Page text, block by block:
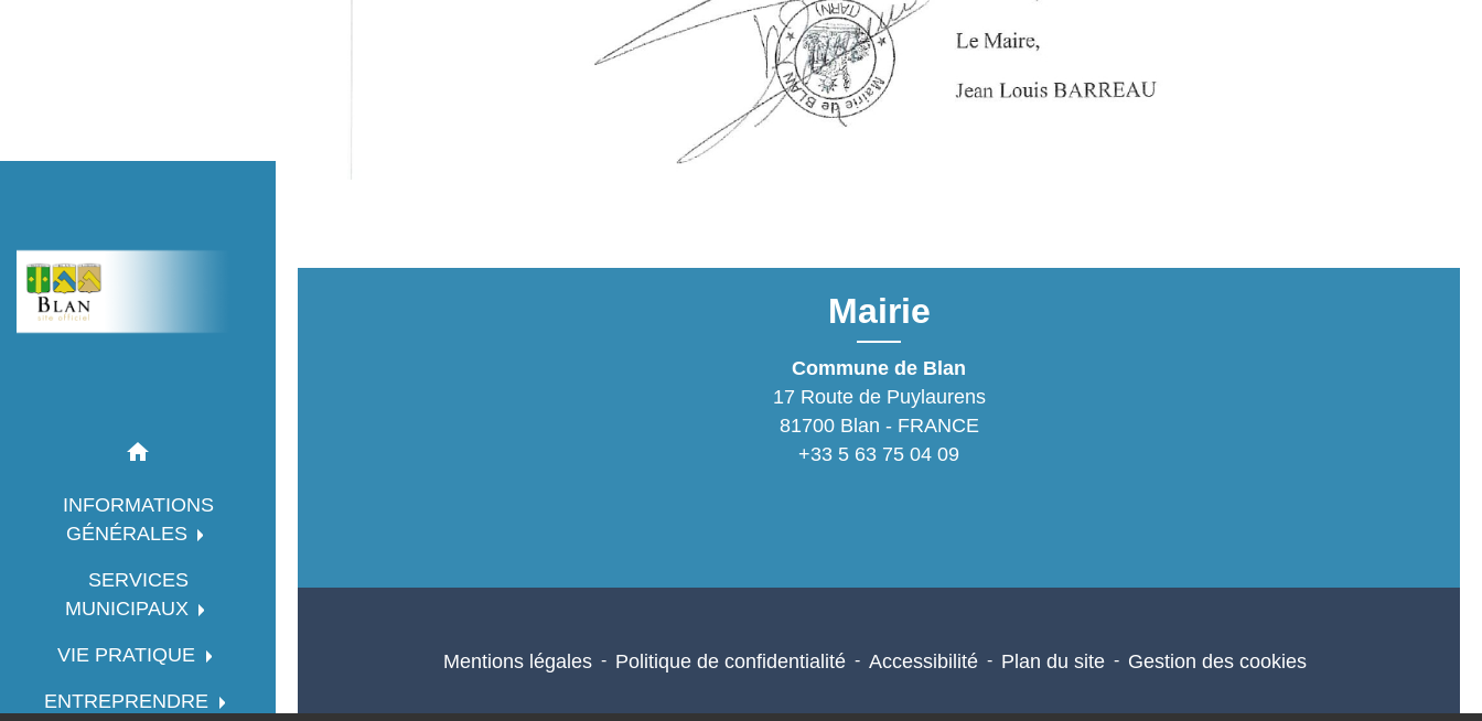
home
INFORMATIONS
GÉNÉRALES
SERVICES
MUNICIPAUX
VIE PRATIQUE
ENTREPRENDRE
Mairie
Commune de Blan
17 Route de Puylaurens
81700 Blan - FRANCE
+33 5 63 75 04 09
Mentions légales - Politique de confidentialité - Accessibilité - Plan du site - Gestion des cookies